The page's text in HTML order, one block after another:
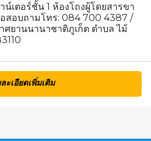
น์เตอร์ชั้น 1 ห้องโถงผู้โดยสารขา
อสอบถามโทร: 084 700 4387 /
ยานนานาชาติภูเก็ต ตำบล ไม้
ะเอียดเพิ่มเติม